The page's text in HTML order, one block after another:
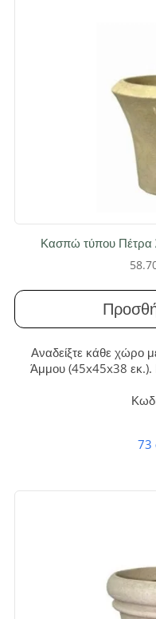
Κασπώ τύπου Πέτρα
Αναδείξτε κάθε χώρο
Άμμου (45x45x38 εκ.).
φυσικής πέτρας,
73